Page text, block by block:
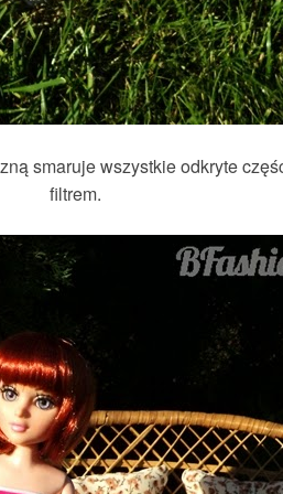
smaruje wszystkie odkryte
filtrem.